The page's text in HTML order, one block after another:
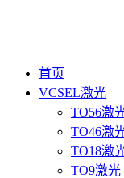
首页
VCSEL激光
TO56激
TO46激
TO18激
TO9激光